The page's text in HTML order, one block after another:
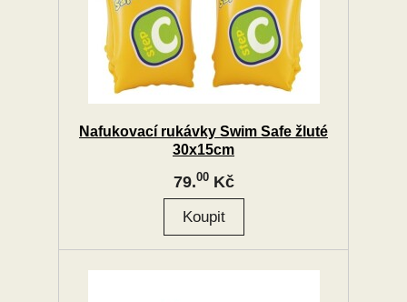
Nafukovací rukávky Swim Safe žluté
30x15cm
79.00Kč